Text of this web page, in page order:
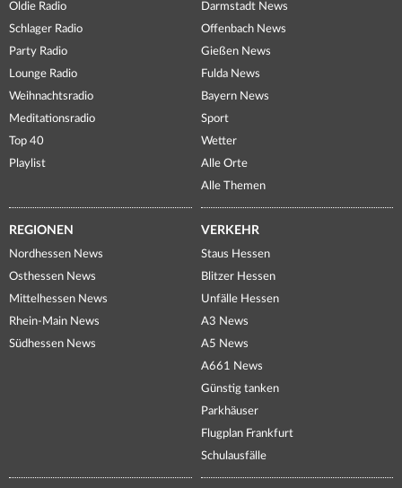
Oldie Radio
Schlager Radio
Party Radio
Lounge Radio
Weihnachtsradio
Meditationsradio
Top 40
Playlist
Darmstadt News
Offenbach News
Gießen News
Fulda News
Bayern News
Sport
Wetter
Alle Orte
Alle Themen
REGIONEN
Nordhessen News
Osthessen News
Mittelhessen News
Rhein-Main News
Südhessen News
VERKEHR
Staus Hessen
Blitzer Hessen
Unfälle Hessen
A3 News
A5 News
A661 News
Günstig tanken
Parkhäuser
Flugplan Frankfurt
Schulausfälle